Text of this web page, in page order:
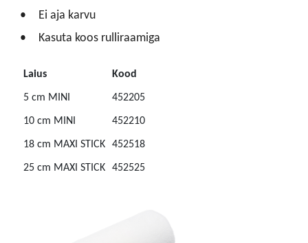
Ei aja karvu
Kasuta koos rulliraamiga
Laius
Kood
5 cm MINI
452205
10 cm MINI
452210
18 cm MAXI STICK 452518
25 cm MAXI STICK 452525